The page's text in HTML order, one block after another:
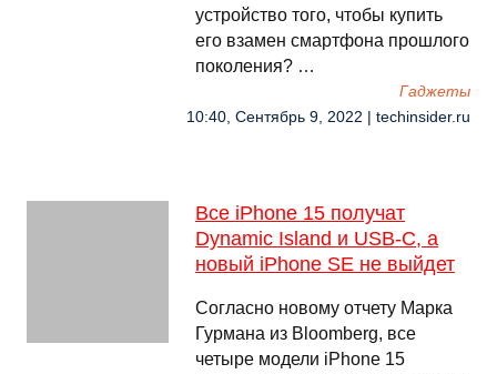
устройство того, чтобы купить
его взамен смартфона прошлого
поколения? …
Гаджеты
10:40, Сентябрь 9, 2022 | techinsider.ru
Все iPhone 15 получат
Dynamic Island и USB-C, а
новый iPhone SE не выйдет
Согласно новому отчету Марка
Гурмана из Bloomberg, все
четыре модели iPhone 15